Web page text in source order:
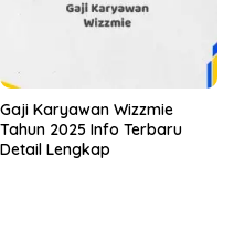
Gaji Karyawan Wizzmie
Tahun 2025 Info Terbaru
Detail Lengkap